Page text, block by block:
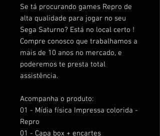
Se tá procurando games Repro de
alta qualidade para jogar no seu
Sega Saturno? Está no local certo !
Compre conosco que trabalhamos a
mais de 10 anos no mercado, e
poderemos te presta total
assistência.
Acompanha o produto:
01 - Mídia física Impressa colorida -
Repro
01 - Capa box + encartes